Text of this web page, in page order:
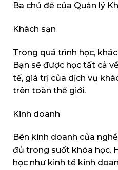
Ba chủ đề của Quản lý
Khách sạn
Trong quá trình học,
Bạn sẽ được học tất cả
tế, giá trị của dịch vụ
trên toàn thế giới.
Kinh doanh
Bên kinh doanh của
đủ trong suốt khóa học.
học như kinh tế kinh